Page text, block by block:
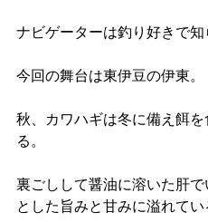
ナビゲーターは釣り好きで知
今回の舞台は東伊豆の伊東。
秋、カワハギは冬に備え餌
る。
裏ごしして醤油に溶いた肝
とした旨みと甘みに溢れてい